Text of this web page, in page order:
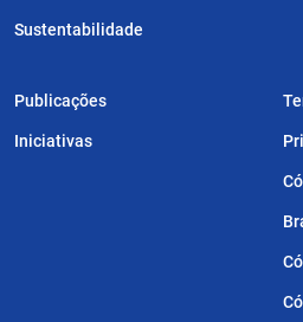
Sustentabilidade
Publicações
Iniciativas